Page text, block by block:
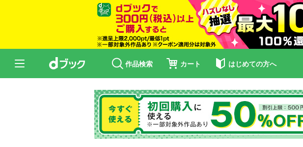
作品検索 カート はじめての方へ